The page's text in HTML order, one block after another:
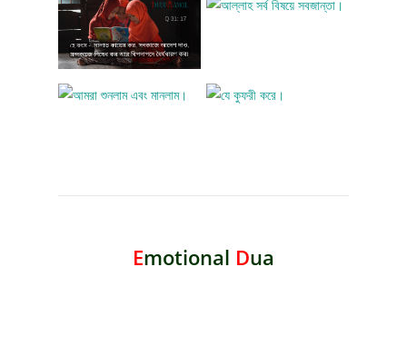
Emotional Dua